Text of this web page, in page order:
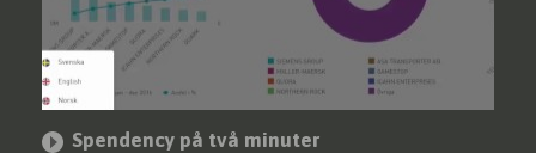
Spendency på två minuter